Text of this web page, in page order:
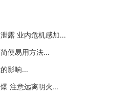
露 业内危机感加...
便易用方法...
影响...
注意远离明火...